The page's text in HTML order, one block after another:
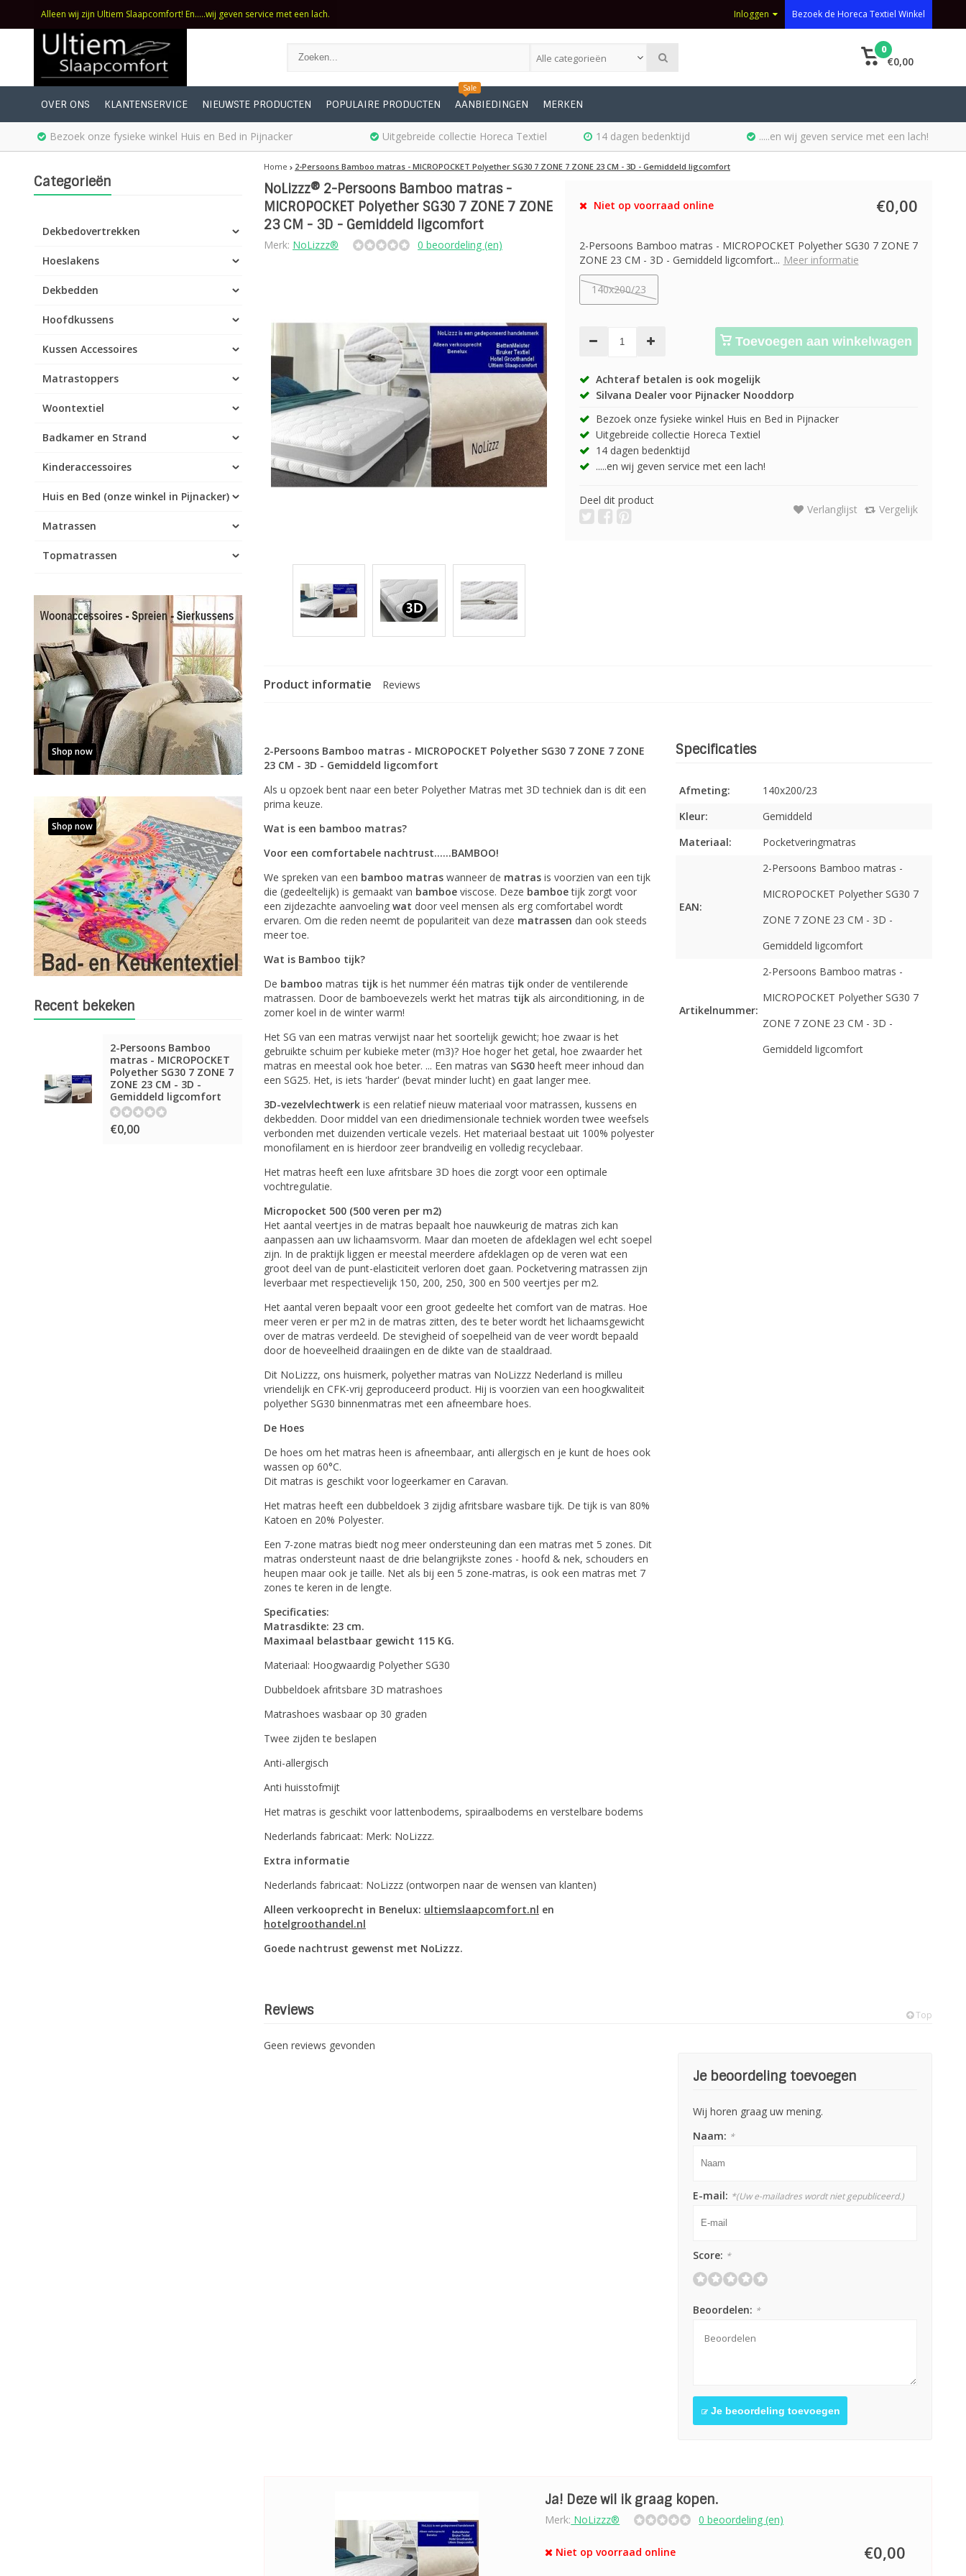
Alleen wij zijn Ultiem Slaapcomfort! En.....wij geven service met een lach. Inloggen Bezoek de Horeca Textiel Winkel
Alle categorieën
0
€0,00
OVER ONS KLANTENSERVICE NIEUWSTE PRODUCTEN POPULAIRE PRODUCTEN
Sale
AANBIEDINGEN MERKEN
Bezoek onze fysieke winkel Huis en Bed in Pijnacker Uitgebreide collectie Horeca Textiel 14 dagen bedenktijd .....en wij geven service met een lach!
Categorieën
Dekbedovertrekken
Hoeslakens
Dekbedden
Hoofdkussens
Kussen Accessoires
Matrastoppers
Woontextiel
Badkamer en Strand
Kinderaccessoires
Huis en Bed (onze winkel in Pijnacker)
Matrassen
Topmatrassen
Shop now
Shop now
Recent bekeken
2-Persoons Bamboo
matras - MICROPOCKET
Polyether SG30 7 ZONE 7
ZONE 23 CM - 3D -
Gemiddeld ligcomfort
€0,00
Home 2-Persoons Bamboo matras - MICROPOCKET Polyether SG30 7 ZONE 7 ZONE 23 CM - 3D - Gemiddeld ligcomfort
NoLizzz® 2-Persoons Bamboo matras -
MICROPOCKET Polyether SG30 7 ZONE 7 ZONE
23 CM - 3D - Gemiddeld ligcomfort
Merk: NoLizzz® 0 beoordeling (en)
Niet op voorraad online €0,00
2-Persoons Bamboo matras - MICROPOCKET Polyether SG30 7 ZONE 7
ZONE 23 CM - 3D - Gemiddeld ligcomfort... Meer informatie
140x200/23
Toevoegen aan winkelwagen
Achteraf betalen is ook mogelijk
Silvana Dealer voor Pijnacker Nooddorp
Bezoek onze fysieke winkel Huis en Bed in Pijnacker
Uitgebreide collectie Horeca Textiel
14 dagen bedenktijd
.....en wij geven service met een lach!
Deel dit product
Verlanglijst Vergelijk
Product informatie Reviews
2-Persoons Bamboo matras - MICROPOCKET Polyether SG30 7 ZONE 7 ZONE
23 CM - 3D - Gemiddeld ligcomfort
Als u opzoek bent naar een beter Polyether Matras met 3D techniek dan is dit een
prima keuze.
Wat is een bamboo matras?
Voor een comfortabele nachtrust……BAMBOO!
We spreken van een bamboo matras wanneer de matras is voorzien van een tijk
die (gedeeltelijk) is gemaakt van bamboe viscose. Deze bamboetijk zorgt voor
een zijdezachte aanvoeling wat door veel mensen als erg comfortabel wordt
ervaren. Om die reden neemt de populariteit van deze matrassen dan ook steeds
meer toe.
Wat is Bamboo tijk?
De bamboo matras tijk is het nummer één matras tijk onder de ventilerende
matrassen. Door de bamboevezels werkt het matras tijk als airconditioning, in de
zomer koel in de winter warm!
Het SG van een matras verwijst naar het soortelijk gewicht; hoe zwaar is het
gebruikte schuim per kubieke meter (m3)? Hoe hoger het getal, hoe zwaarder het
matras en meestal ook hoe beter. ... Een matras van SG30 heeft meer inhoud dan
een SG25. Het, is iets 'harder' (bevat minder lucht) en gaat langer mee.
3D-vezelvlechtwerk is een relatief nieuw materiaal voor matrassen, kussens en
dekbedden. Door middel van een driedimensionale techniek worden twee weefsels
verbonden met duizenden verticale vezels. Het materiaal bestaat uit 100% polyester
monofilament en is hierdoor zeer brandveilig en volledig recyclebaar.
Het matras heeft een luxe afritsbare 3D hoes die zorgt voor een optimale
vochtregulatie.
Micropocket 500 (500 veren per m2)
Het aantal veertjes in de matras bepaalt hoe nauwkeurig de matras zich kan
aanpassen aan uw lichaamsvorm. Maar dan moeten de afdeklagen wel echt soepel
zijn. In de praktijk liggen er meestal meerdere afdeklagen op de veren wat een
groot deel van de punt-elasticiteit verloren doet gaan. Pocketvering matrassen zijn
leverbaar met respectievelijk 150, 200, 250, 300 en 500 veertjes per m2.
Het aantal veren bepaalt voor een groot gedeelte het comfort van de matras. Hoe
meer veren er per m2 in de matras zitten, des te beter wordt het lichaamsgewicht
over de matras verdeeld. De stevigheid of soepelheid van de veer wordt bepaald
door de hoeveelheid draaiingen en de dikte van de staaldraad.
Dit NoLizzz, ons huismerk, polyether matras van NoLizzz Nederland is milleu
vriendelijk en CFK-vrij geproduceerd product. Hij is voorzien van een hoogkwaliteit
polyether SG30 binnenmatras met een afneembare hoes.
De Hoes
De hoes om het matras heen is afneembaar, anti allergisch en je kunt de hoes ook
wassen op 60°C.
Dit matras is geschikt voor logeerkamer en Caravan.
Het matras heeft een dubbeldoek 3 zijdig afritsbare wasbare tijk. De tijk is van 80%
Katoen en 20% Polyester.
Een 7-zone matras biedt nog meer ondersteuning dan een matras met 5 zones. Dit
matras ondersteunt naast de drie belangrijkste zones - hoofd & nek, schouders en
heupen maar ook je taille. Net als bij een 5 zone-matras, is ook een matras met 7
zones te keren in de lengte.
Specificaties:
Matrasdikte: 23 cm.
Maximaal belastbaar gewicht 115 KG.
Materiaal: Hoogwaardig Polyether SG30
Dubbeldoek afritsbare 3D matrashoes
Matrashoes wasbaar op 30 graden
Twee zijden te beslapen
Anti-allergisch
Anti huisstofmijt
Het matras is geschikt voor lattenbodems, spiraalbodems en verstelbare bodems
Nederlands fabricaat: Merk: NoLizzz.
Extra informatie
Nederlands fabricaat: NoLizzz (ontworpen naar de wensen van klanten)
Alleen verkooprecht in Benelux: ultiemslaapcomfort.nl en
hotelgroothandel.nl
Goede nachtrust gewenst met NoLizzz.
Specificaties
Afmeting:
140x200/23
Kleur:
Gemiddeld
Materiaal:
Pocketveringmatras
EAN:
2-Persoons Bamboo matras -
MICROPOCKET Polyether SG30 7
ZONE 7 ZONE 23 CM - 3D -
Gemiddeld ligcomfort
Artikelnummer:
2-Persoons Bamboo matras -
MICROPOCKET Polyether SG30 7
ZONE 7 ZONE 23 CM - 3D -
Gemiddeld ligcomfort
Reviews Top
Geen reviews gevonden
Je beoordeling toevoegen
Wij horen graag uw mening.
Naam: *
E-mail: *(Uw e-mailadres wordt niet gepubliceerd.)
Score: *
Beoordelen: *
Je beoordeling toevoegen
Ja! Deze wil ik graag kopen.
Merk: NoLizzz® 0 beoordeling (en)
Niet op voorraad online €0,00